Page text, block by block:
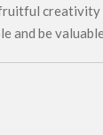
and be